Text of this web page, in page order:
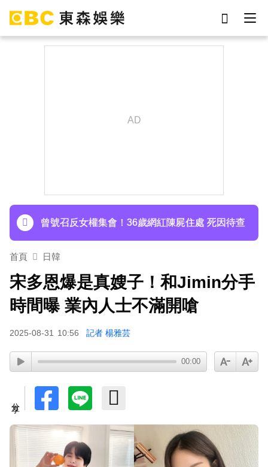
曾號召反女權集會！36歲網紅陳屍住處 死因待查
下載東森App，隨時掌握天下大小事！
周杰倫遭影射有私生子 杰威爾怒發132字聲明
首頁 日韓
宋多恩爆是真嫂子！和Jimin分手
時間曝 業內人士不滿開嗆
2025-08-31 10:56 記者 楊雅芸
00:00